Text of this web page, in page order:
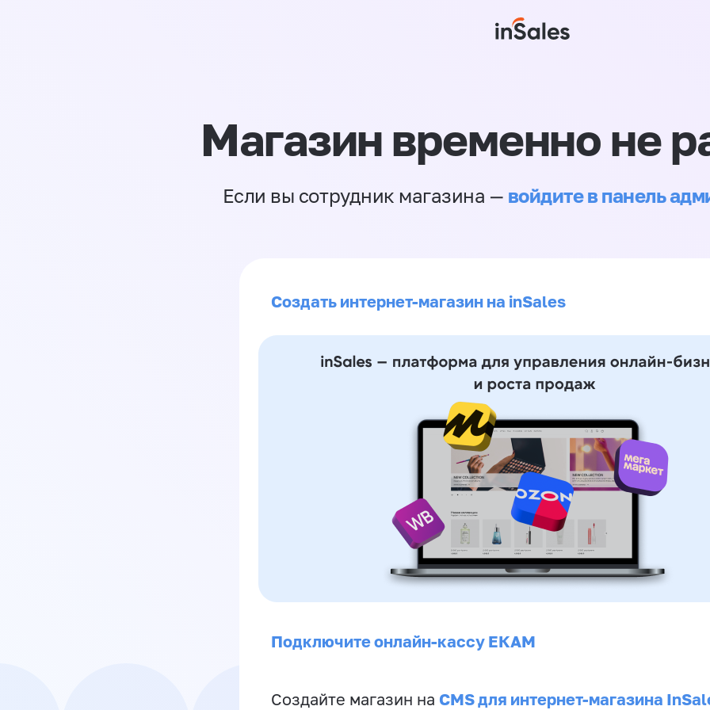
Магазин временно не
Если вы сотрудник магазина — войдите в панель
Создать интернет-магазин на inSales
Подключите онлайн-кассу ЕКАМ
Создайте магазин на CMS для интернет-магазина